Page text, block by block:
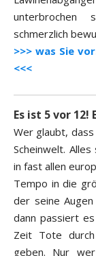
unterbrochen
schmerzlich
>>> was Sie
<<<
Es ist 5 vor 12!
Wer glaubt,
Scheinwelt.
in fast allen
Tempo in die
der seine
dann passiert
Zeit Tote
geben. Nur